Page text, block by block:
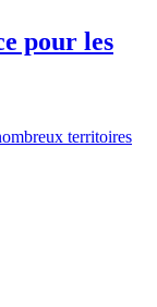
pour les
territoires